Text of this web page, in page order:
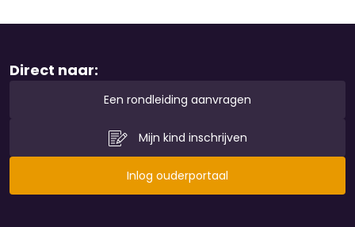
Direct naar:
Een rondleiding aanvragen
Mijn kind inschrijven
Inlog ouderportaal